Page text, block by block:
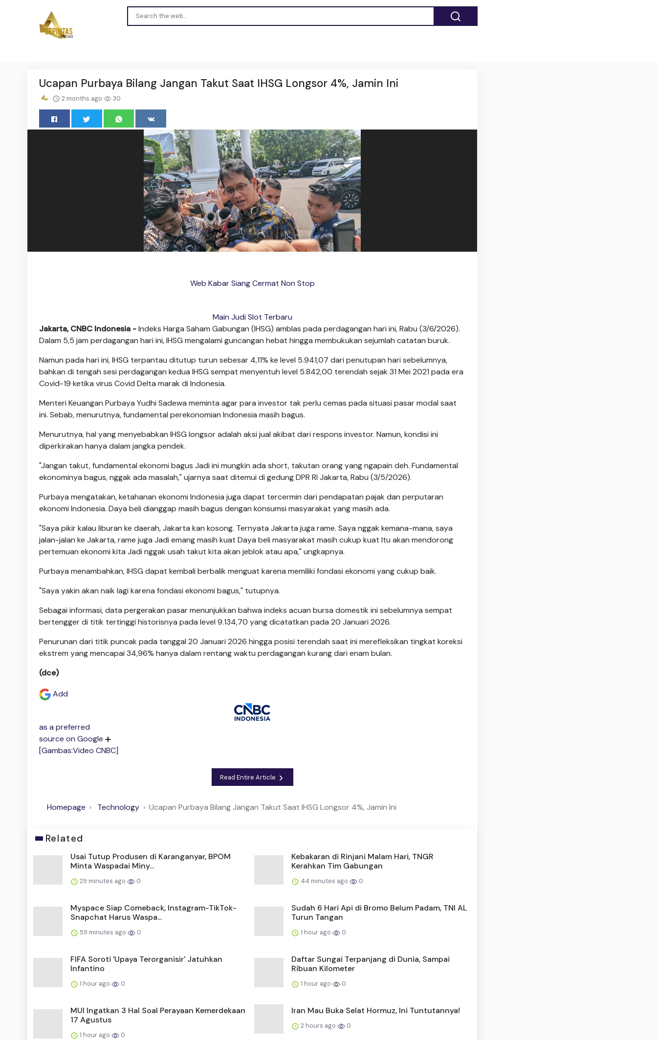
Ucapan Purbaya Bilang Jangan Takut Saat IHSG Longsor 4%, Jamin Ini
2 months ago 30
Web Kabar Siang Cermat Non Stop
Main Judi Slot Terbaru
Jakarta, CNBC Indonesia -Indeks Harga Saham Gabungan (IHSG) amblas pada perdagangan hari ini, Rabu (3/6/2026).
Dalam 5,5 jam perdagangan hari ini, IHSG mengalami guncangan hebat hingga membukukan sejumlah catatan buruk.
Namun pada hari ini, IHSG terpantau ditutup turun sebesar 4,11% ke level 5.941,07 dari penutupan hari sebelumnya,
bahkan di tengah sesi perdagangan kedua IHSG sempat menyentuh level 5.842,00 terendah sejak 31 Mei 2021 pada era
Covid-19 ketika virus Covid Delta marak di Indonesia.
Menteri Keuangan Purbaya Yudhi Sadewa meminta agar para investor tak perlu cemas pada situasi pasar modal saat
ini. Sebab, menurutnya, fundamental perekonomian Indonesia masih bagus.
Menurutnya, hal yang menyebabkan IHSG longsor adalah aksi jual akibat dari respons investor. Namun, kondisi ini
diperkirakan hanya dalam jangka pendek.
"Jangan takut, fundamental ekonomi bagus Jadi ini mungkin ada short, takutan orang yang ngapain deh. Fundamental
ekonominya bagus, nggak ada masalah," ujarnya saat ditemui di gedung DPR RI Jakarta, Rabu (3/5/2026).
Purbaya mengatakan, ketahanan ekonomi Indonesia juga dapat tercermin dari pendapatan pajak dan perputaran
ekonomi Indonesia. Daya beli dianggap masih bagus dengan konsumsi masyarakat yang masih ada.
"Saya pikir kalau liburan ke daerah, Jakarta kan kosong. Ternyata Jakarta juga rame. Saya nggak kemana-mana, saya
jalan-jalan ke Jakarta, rame juga Jadi emang masih kuat Daya beli masyarakat masih cukup kuat Itu akan mendorong
pertemuan ekonomi kita Jadi nggak usah takut kita akan jeblok atau apa," ungkapnya.
Purbaya menambahkan, IHSG dapat kembali berbalik menguat karena memiliki fondasi ekonomi yang cukup baik.
"Saya yakin akan naik lagi karena fondasi ekonomi bagus," tutupnya.
Sebagai informasi, data pergerakan pasar menunjukkan bahwa indeks acuan bursa domestik ini sebelumnya sempat
bertengger di titik tertinggi historisnya pada level 9.134,70 yang dicatatkan pada 20 Januari 2026.
Penurunan dari titik puncak pada tanggal 20 Januari 2026 hingga posisi terendah saat ini merefleksikan tingkat koreksi
ekstrem yang mencapai 34,96% hanya dalam rentang waktu perdagangan kurang dari enam bulan.
(dce)
Add
as a preferred
source on Google
[Gambas:Video CNBC]
Read Entire Article
Homepage Technology Ucapan Purbaya Bilang Jangan Takut Saat IHSG Longsor 4%, Jamin Ini
Related
Usai Tutup Produsen di Karanganyar, BPOM
Minta Waspadai Miny...
29 minutes ago 0
Kebakaran di Rinjani Malam Hari, TNGR
Kerahkan Tim Gabungan
44 minutes ago 0
Myspace Siap Comeback, Instagram-TikTok-
Snapchat Harus Waspa...
59 minutes ago 0
Sudah 6 Hari Api di Bromo Belum Padam, TNI AL
Turun Tangan
1 hour ago 0
FIFA Soroti 'Upaya Terorganisir' Jatuhkan
Infantino
1 hour ago 0
Daftar Sungai Terpanjang di Dunia, Sampai
Ribuan Kilometer
1 hour ago 0
MUI Ingatkan 3 Hal Soal Perayaan Kemerdekaan
17 Agustus
1 hour ago 0
Iran Mau Buka Selat Hormuz, Ini Tuntutannya!
2 hours ago 0